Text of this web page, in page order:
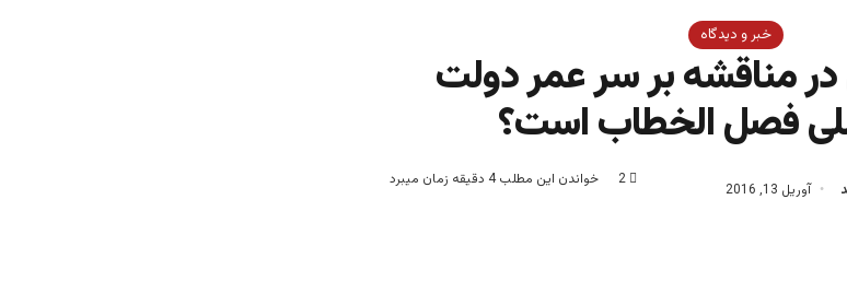
خبر و دیدگاه
مناقشه بر سر عمر دولت
فصل الخطاب است؟
آوریل 13, 2016
2 خواندن این مطلب 4 دقیقه زمان میبرد